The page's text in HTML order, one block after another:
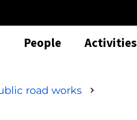
People Activities
road works